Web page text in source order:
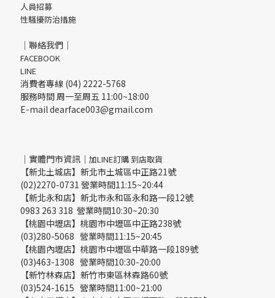
人員招募
性騷擾防治措施
｜聯絡我們｜
FACEBOOK
LINE
消費者專線 (04) 2222-5768
服務時間 周一至周五 11:00~18:00
E-mail dearface003@gmail.com
｜實體門市資訊｜ 加LINE訂購 到店取貨
【新北土城店】新北市土城區中正路21號
(02)2270-0731 營業時間11:15~20:44
【新北永和店】新北市永和區永和路一段12號
0983 263 318 營業時間10:30~20:30
【桃園中壢店】桃園市中壢區中正路238號
(03)280-5068 營業時間11:15~20:45
【桃園內壢店】桃園市中壢區中華路一段189號
(03)463-1308 營業時間10:30-20:00
【新竹林森店】新竹市東區林森路60號
(03)524-1615 營業時間11:00~21:00